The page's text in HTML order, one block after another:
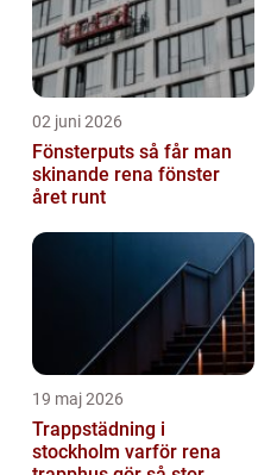
02 juni 2026
Fönsterputs så får man
skinande rena fönster
året runt
19 maj 2026
Trappstädning i
stockholm varför rena